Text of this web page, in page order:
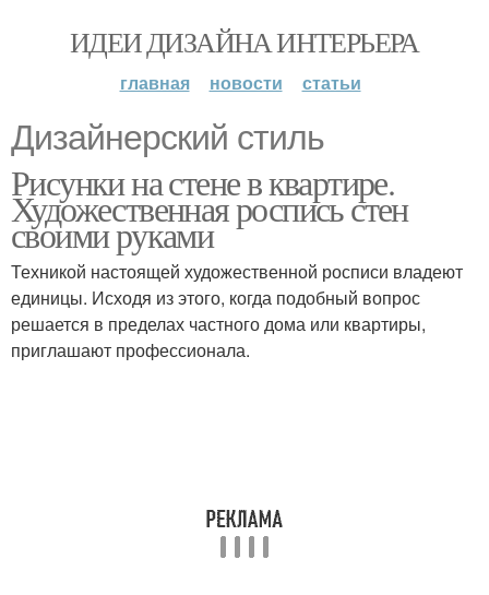
ИДЕИ ДИЗАЙНА ИНТЕРЬЕРА
главная новости статьи
Дизайнерский стиль
Рисунки на стене в квартире.
Художественная роспись стен
своими руками
Техникой настоящей художественной росписи владеют
единицы. Исходя из этого, когда подобный вопрос
решается в пределах частного дома или квартиры,
приглашают профессионала.